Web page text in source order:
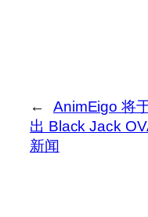
←
AnimEigo 将
出 Black Jack
新闻